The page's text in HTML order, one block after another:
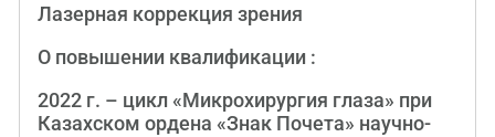
Лазерная коррекция зрения
О повышении квалификации :
2022 г. – цикл «Микрохирургия глаза» при
Казахском ордена «Знак Почета» научно-